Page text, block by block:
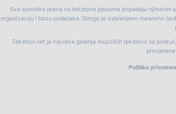
Sva autorska prava na tekstove pjesama pripadaju
organizaciju i bazu podataka. Strogo je zabranjeno masovno
Tekstovi.net je najveća galerija muzičkih tekstova sa
Politika